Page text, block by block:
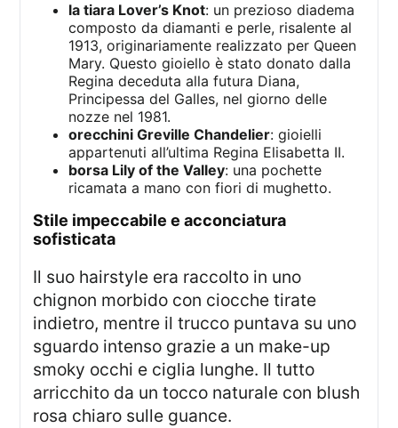
la tiara Lover’s Knot: un prezioso diadema
composto da diamanti e perle, risalente al
1913, originariamente realizzato per Queen
Mary. Questo gioiello è stato donato dalla
Regina deceduta alla futura Diana,
Principessa del Galles, nel giorno delle
nozze nel 1981.
orecchini Greville Chandelier: gioielli
appartenuti all’ultima Regina Elisabetta II.
borsa Lily of the Valley: una pochette
ricamata a mano con fiori di mughetto.
stile impeccabile e acconciatura
sofisticata
Il suo hairstyle era raccolto in uno
chignon morbido con ciocche tirate
indietro, mentre il trucco puntava su uno
sguardo intenso grazie a un make-up
smoky occhi e ciglia lunghe. Il tutto
arricchito da un tocco naturale con blush
rosa chiaro sulle guance.